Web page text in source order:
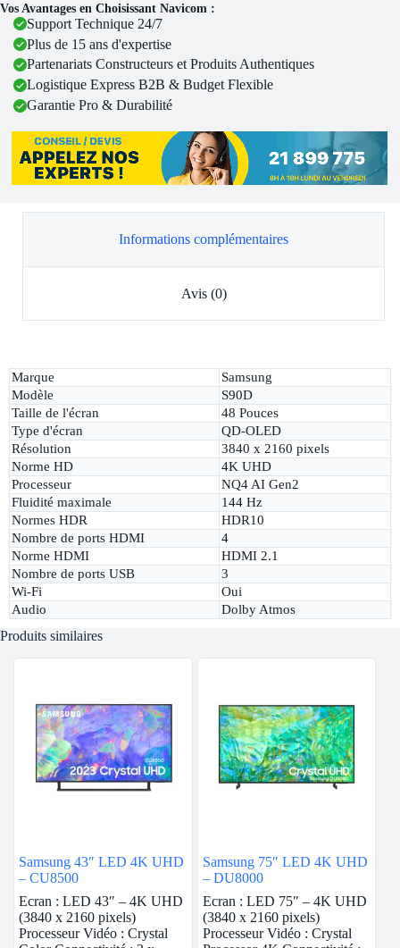
Vos Avantages en Choisissant Navicom :
Support Technique 24/7
Plus de 15 ans d'expertise
Partenariats Constructeurs et Produits Authentiques
Logistique Express B2B & Budget Flexible
Garantie Pro & Durabilité
Informations complémentaires
Avis (0)
Marque
Samsung
Modèle
S90D
Taille de l'écran
48 Pouces
Type d'écran
QD-OLED
Résolution
3840 x 2160 pixels
Norme HD
4K UHD
Processeur
NQ4 AI Gen2
Fluidité maximale
144 Hz
Normes HDR
HDR10
Nombre de ports HDMI
4
Norme HDMI
HDMI 2.1
Nombre de ports USB
3
Wi-Fi
Oui
Audio
Dolby Atmos
Produits similaires
Samsung 43″ LED 4K UHD
– CU8500
Ecran : LED 43″ – 4K UHD
(3840 x 2160 pixels)
Processeur Vidéo : Crystal
Samsung 75″ LED 4K UHD
– DU8000
Ecran : LED 75″ – 4K UHD
(3840 x 2160 pixels)
Processeur Vidéo : Crystal